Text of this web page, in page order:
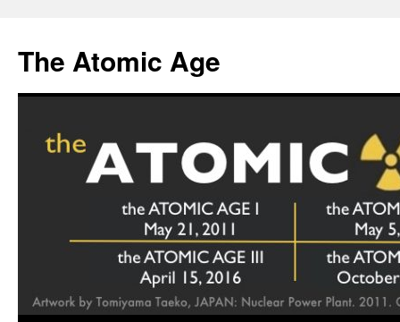
content
The Atomic Age